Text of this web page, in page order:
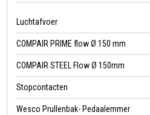
Luchtafvoer
COMPAIR PRIME flow Ø 150 mm
COMPAIR STEEL Flow Ø 150mm
Stopcontacten
Wesco Prullenbak- Pedaalemmer